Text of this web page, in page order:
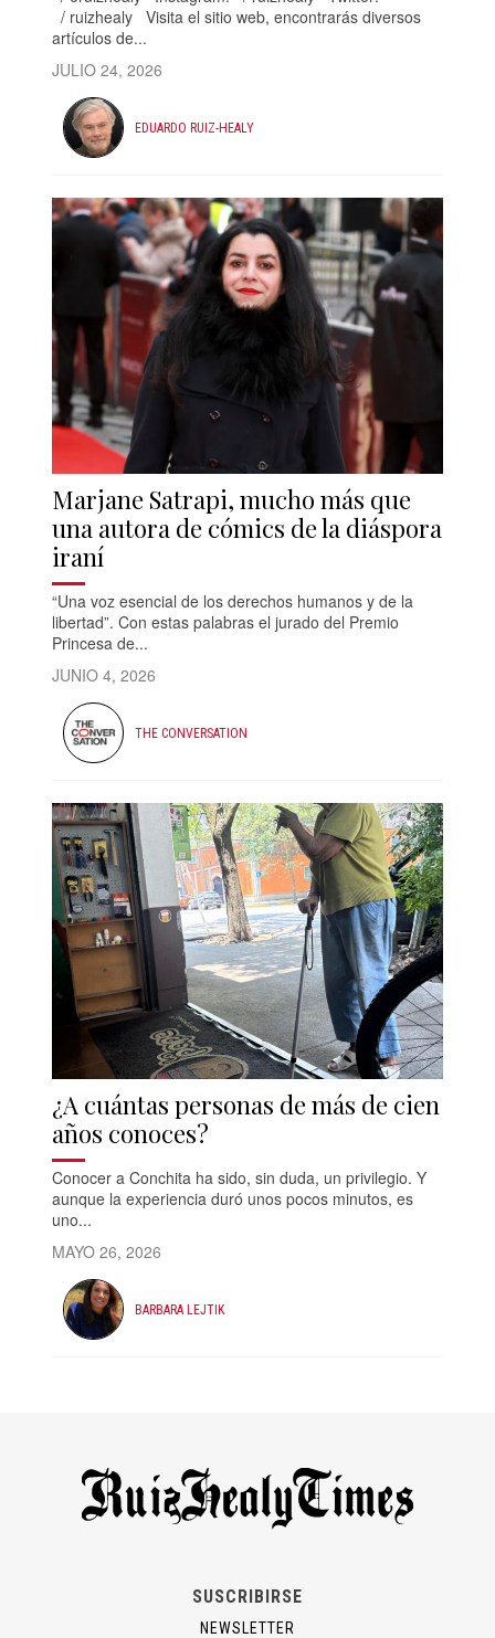
/ ruizhealy Visita el sitio web, encontrarás diversos
artículos de...
JULIO 24, 2026
EDUARDO RUIZ-HEALY
Marjane Satrapi, mucho más que
una autora de cómics de la diáspora
iraní
“Una voz esencial de los derechos humanos y de la
libertad”. Con estas palabras el jurado del Premio
Princesa de...
JUNIO 4, 2026
THE CONVERSATION
¿A cuántas personas de más de cien
años conoces?
Conocer a Conchita ha sido, sin duda, un privilegio. Y
aunque la experiencia duró unos pocos minutos, es
uno...
MAYO 26, 2026
BARBARA LEJTIK
SUSCRIBIRSE
NEWSLETTER